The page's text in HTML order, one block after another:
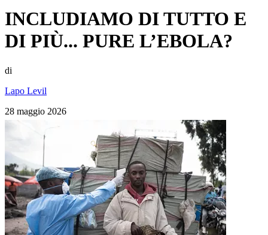
INCLUDIAMO DI TUTTO E
DI PIÙ... PURE L’EBOLA?
di
Lapo Levil
28 maggio 2026